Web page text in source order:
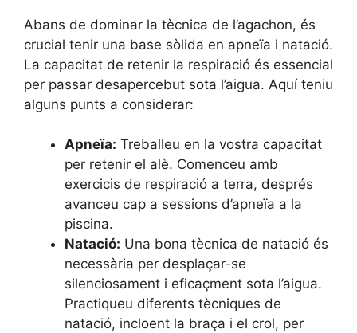
Abans de dominar la tècnica de l’agachon, és
crucial tenir una base sòlida en apneïa i natació.
La capacitat de retenir la respiració és essencial
per passar desapercebut sota l’aigua. Aquí teniu
alguns punts a considerar:
Apneïa: Treballeu en la vostra capacitat
per retenir el alè. Comenceu amb
exercicis de respiració a terra, després
avanceu cap a sessions d’apneïa a la
piscina.
Natació: Una bona tècnica de natació és
necessària per desplaçar-se
silenciosament i eficaçment sota l’aigua.
Practiqueu diferents tècniques de
natació, incloent la braça i el crol, per